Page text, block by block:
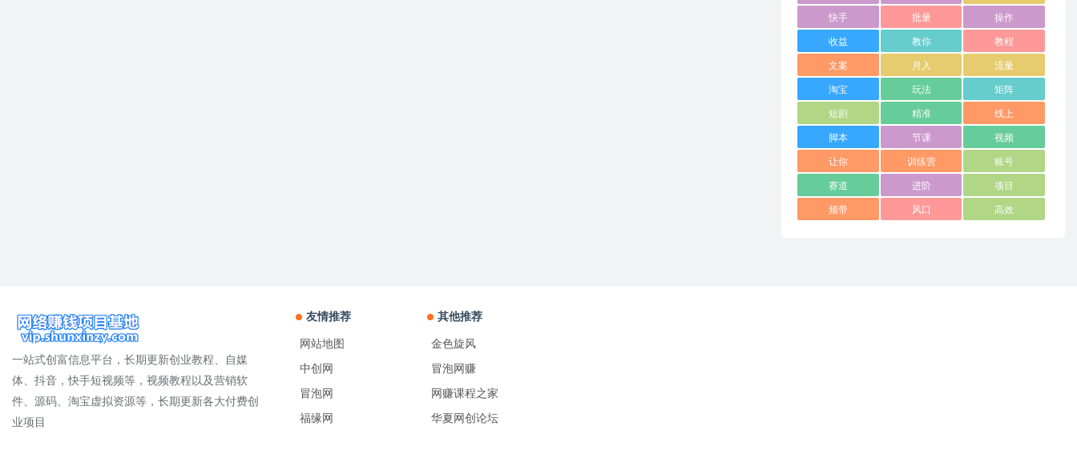
快手 批量 操作
收益 教你 教程
文案 月入 流量
淘宝 玩法 矩阵
短剧 精准 线上
脚本 节课 视频
让你 训练营 账号
赛道 进阶 项目
频带 风口 高效
一站式创富信息平台，长期更新创业教程、自媒
体、抖音，快手短视频等，视频教程以及营销软
件、源码、淘宝虚拟资源等，长期更新各大付费创
业项目
友情推荐
网站地图
中创网
冒泡网
福缘网
其他推荐
金色旋风
冒泡网赚
网赚课程之家
华夏网创论坛